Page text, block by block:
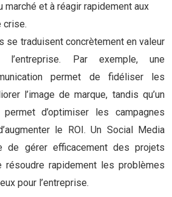
marché et à réagir rapidement aux
crise.
se traduisent concrètement en valeur
l’entreprise. Par exemple, une
permet de fidéliser les
l’image de marque, tandis qu’un
permet d’optimiser les campagnes
le ROI. Un Social Media
de gérer efficacement des projets
rapidement les problèmes
pour l’entreprise.